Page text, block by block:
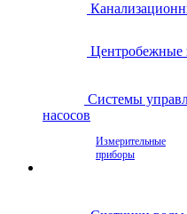
Центробежные
Системы
насосов
Измерительные
приборы